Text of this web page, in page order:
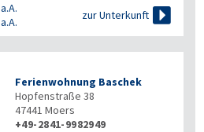
a.A.
a.A.
zur Unterkunft 
Ferienwohnung Baschek
Hopfenstraße 38
47441 Moers
+49-2841-9982949